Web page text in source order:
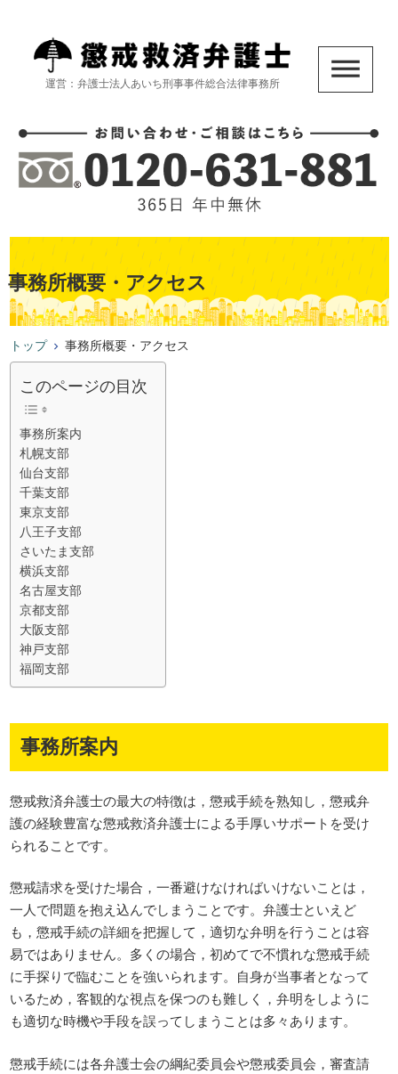
運営：弁護士法人あいち刑事事件総合法律事務所
事務所概要・アクセス
トップ 事務所概要・アクセス
このページの目次
事務所案内
札幌支部
仙台支部
千葉支部
東京支部
八王子支部
さいたま支部
横浜支部
名古屋支部
京都支部
大阪支部
神戸支部
福岡支部
事務所案内
懲戒救済弁護士の最大の特徴は，懲戒手続を熟知し，懲戒弁
護の経験豊富な懲戒救済弁護士による手厚いサポートを受け
られることです。
懲戒請求を受けた場合，一番避けなければいけないことは，
一人で問題を抱え込んでしまうことです。弁護士といえど
も，懲戒手続の詳細を把握して，適切な弁明を行うことは容
易ではありません。多くの場合，初めてで不慣れな懲戒手続
に手探りで臨むことを強いられます。自身が当事者となって
いるため，客観的な視点を保つのも難しく，弁明をしように
も適切な時機や手段を誤ってしまうことは多々あります。
懲戒手続には各弁護士会の綱紀委員会や懲戒委員会，審査請